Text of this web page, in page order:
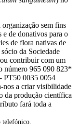
sem fins
e de donativos para o
de flora nativas de
da Sociedade
contribuir com um
número 965 090 823*
PT50 0035 0054
nos a criar visibilidade
da produção científica
fará toda a
telefónico.